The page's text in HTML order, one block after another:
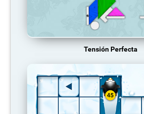
Tensión Perfecta